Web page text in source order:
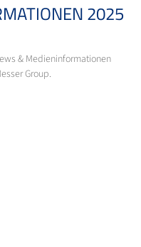
2025
& Medieninformationen
Group.